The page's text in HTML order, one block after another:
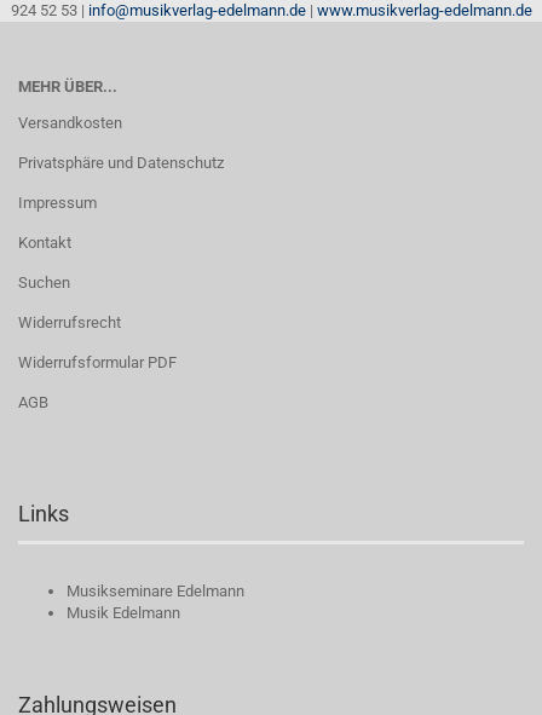
924 52 53 | info@musikverlag-edelmann.de| www.musikverlag-edelmann.de
MEHR ÜBER...
Versandkosten
Privatsphäre und Datenschutz
Impressum
Kontakt
Suchen
Widerrufsrecht
Widerrufsformular PDF
AGB
Links
Musikseminare Edelmann
Musik Edelmann
Zahlungsweisen